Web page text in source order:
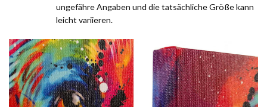
ungefähre Angaben und die tatsächliche Größe kann
leicht variieren.